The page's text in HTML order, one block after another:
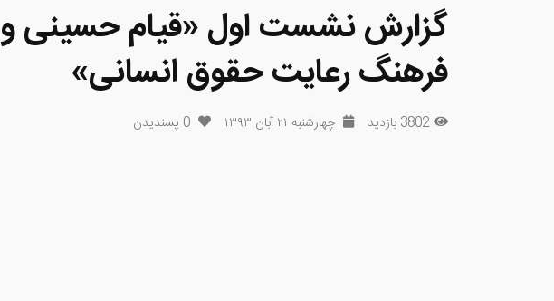
گزارش نشست اول «قیام حسینی و
فرهنگ رعایت حقوق انسانی»
3802 بازدید چهارشنبه ۲۱ آبان ۱۳۹۳ 0 پسندیدن